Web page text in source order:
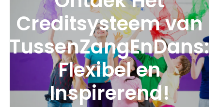
Creditsysteem van
TussenZangEnDans:
Flexibel en
Inspirerend!